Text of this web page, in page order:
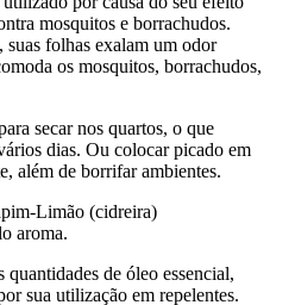
mosquitos e borrachudos.
suas folhas exalam um odor
os mosquitos, borrachudos,
secar nos quartos, o que
dias. Ou colocar picado em
além de borrifar ambientes.
Limão (cidreira)
aroma.
de óleo essencial,
sua utilização em repelentes.